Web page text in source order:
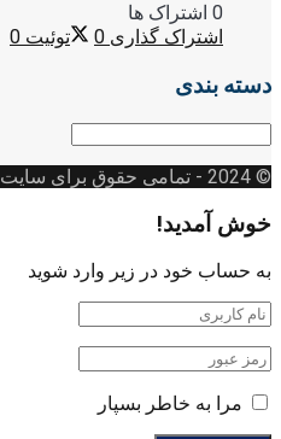
0 اشتراک ها
اشتراک گذاری 0 توئیت 0
دسته بندی
دسته
© 2024
- تمامی حقوق برای سایت
خوش آمدید!
به حساب خود در زیر وارد شوید
مرا به خاطر بسپار